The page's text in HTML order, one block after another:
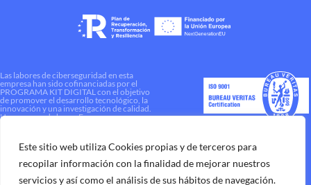
Este sitio web utiliza Cookies propias y de terceros para
recopilar información con la finalidad de mejorar nuestros
servicios y así como el análisis de sus hábitos de navegación.
Las labores de ciberseguridad en esta
empresa han sido cofinanciadas por el
PROGRAMA KIT DIGITAL con el objetivo
de promover el desarrollo tecnológico, la
innovación y una investigación de calidad.
Una manera de hacer Europa